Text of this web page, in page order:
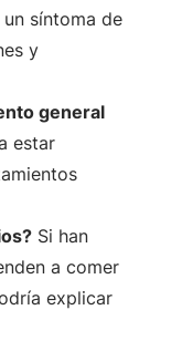
síntoma de
y
general
estar
Si han
a comer
explicar